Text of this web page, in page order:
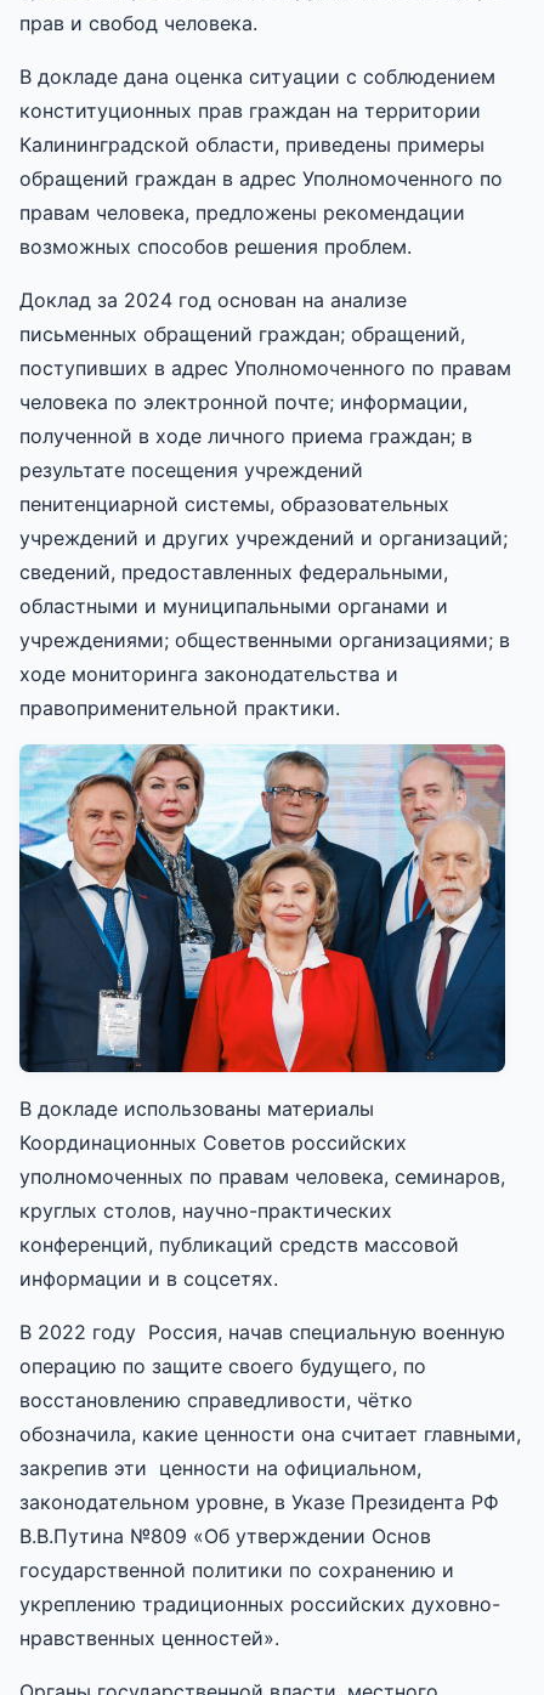
прав и свобод человека.
В докладе дана оценка ситуации с соблюдением
конституционных прав граждан на территории
Калининградской области, приведены примеры
обращений граждан в адрес Уполномоченного по
правам человека, предложены рекомендации
возможных способов решения проблем.
Доклад за 2024 год основан на анализе
письменных обращений граждан; обращений,
поступивших в адрес Уполномоченного по правам
человека по электронной почте; информации,
полученной в ходе личного приема граждан; в
результате посещения учреждений
пенитенциарной системы, образовательных
учреждений и других учреждений и организаций;
сведений, предоставленных федеральными,
областными и муниципальными органами и
учреждениями; общественными организациями; в
ходе мониторинга законодательства и
правоприменительной практики.
В докладе использованы материалы
Координационных Советов российских
уполномоченных по правам человека, семинаров,
круглых столов, научно-практических
конференций, публикаций средств массовой
информации и в соцсетях.
В 2022 году Россия, начав специальную военную
операцию по защите своего будущего, по
восстановлению справедливости, чётко
обозначила, какие ценности она считает главными,
закрепив эти ценности на официальном,
законодательном уровне, в Указе Президента РФ
В.В.Путина №809 «Об утверждении Основ
государственной политики по сохранению и
укреплению традиционных российских духовно-
нравственных ценностей».